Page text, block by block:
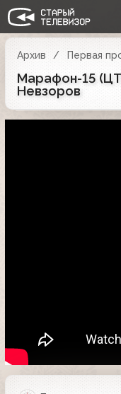
Архив Первая
Марафон-15
Невзоров